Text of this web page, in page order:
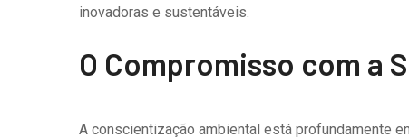
inovadoras e sustentáveis.
O Compromisso com a
A conscientização ambiental está profundamente